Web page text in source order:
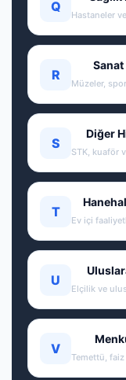
Q
Hastaneler
R
Müzeler,
S
Diğer
STK, kuaför
T
Ev içi
U
Elçilik ve
V
Temettü, faiz